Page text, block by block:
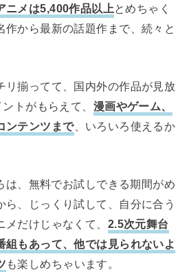
ニメは5,400作品以上 とめちゃく
作から最新の話題作まで、続々と
リ揃ってて、国内外の作品が見放
トがもらえて、 漫画やゲーム、
ンテンツまで、いろいろ使えるか
は、無料でお試しできる期間がめ
ら、じっくり試して、自分に合う
だけじゃなくて、 2.5次元舞台
組もあって、他では見られないよ
も楽しめちゃいます。